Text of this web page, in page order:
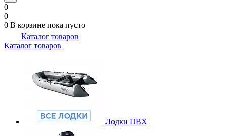
0
0
0 В корзине пока пусто
Каталог товаров
Каталог товаров
Лодки ПВХ